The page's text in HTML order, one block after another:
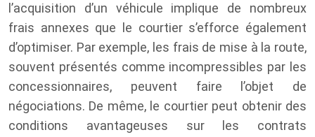
l’acquisition d’un véhicule implique de nombreux
frais annexes que le courtier s’efforce également
d’optimiser. Par exemple, les frais de mise à la route,
souvent présentés comme incompressibles par les
concessionnaires, peuvent faire l’objet de
négociations. De même, le courtier peut obtenir des
conditions avantageuses sur les contrats